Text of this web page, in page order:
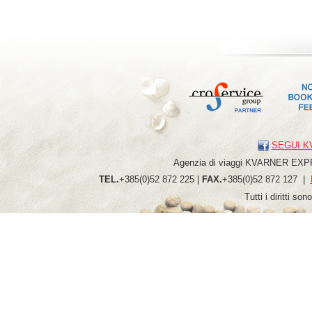
SEGUI
Agenzia di viaggi KVARNER
TEL.+385(0)52 872 225 | FAX.+385(0)52 872 127 |
Tutti i diritti